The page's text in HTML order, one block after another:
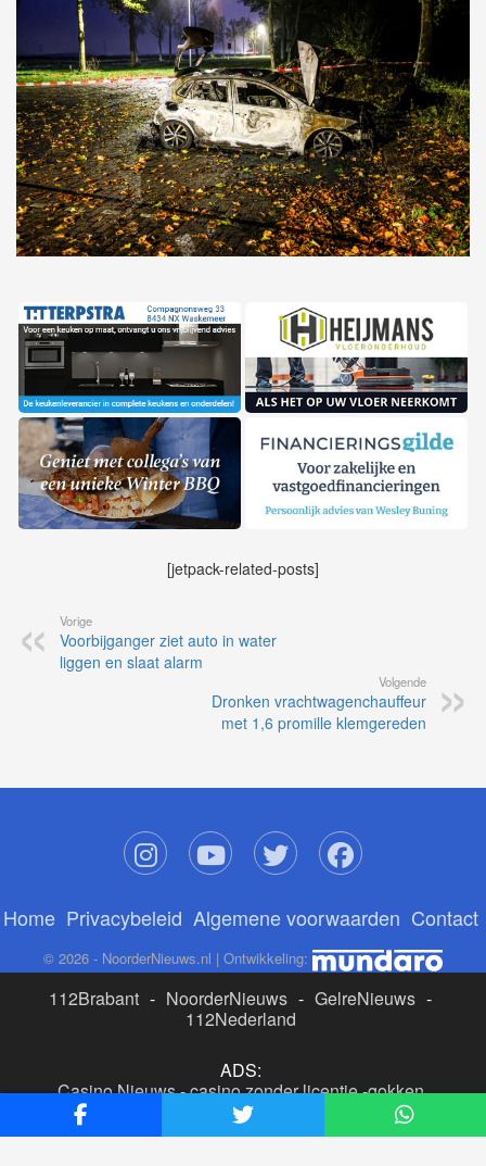
[jetpack-related-posts]
Vorige
Voorbijganger ziet auto in water
liggen en slaat alarm
Volgende
Dronken vrachtwagenchauffeur
met 1,6 promille klemgereden
Home Privacybeleid Algemene voorwaarden Contact
© 2026 - NoorderNieuws.nl | Ontwikkeling:
112Brabant - NoorderNieuws - GelreNieuws -
112Nederland
ADS:
Casino Nieuws-casino zonder licentie-gokken
buitenlandse site
beste online casino nederland